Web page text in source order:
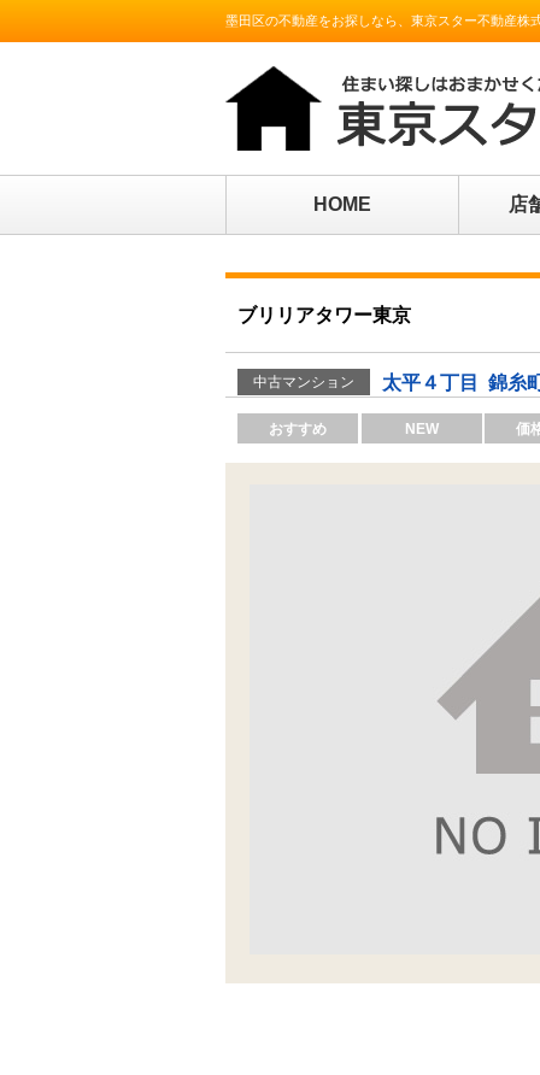
墨田区の不動産をお探しなら、東京スター不動産株
HOME 店
ブリリアタワー東京
中古マンション 太平４丁目 錦糸
おすすめ NEW 価